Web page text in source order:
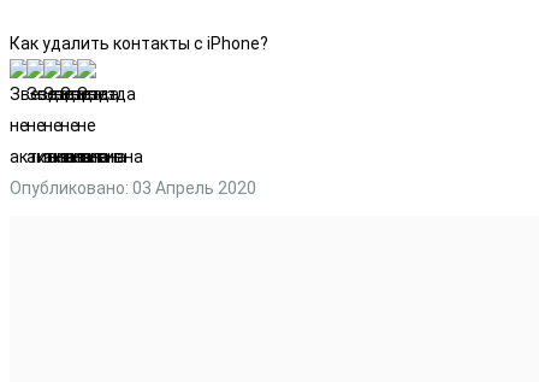
Как удалить контакты с iPhone?
Опубликовано: 03 Апрель 2020